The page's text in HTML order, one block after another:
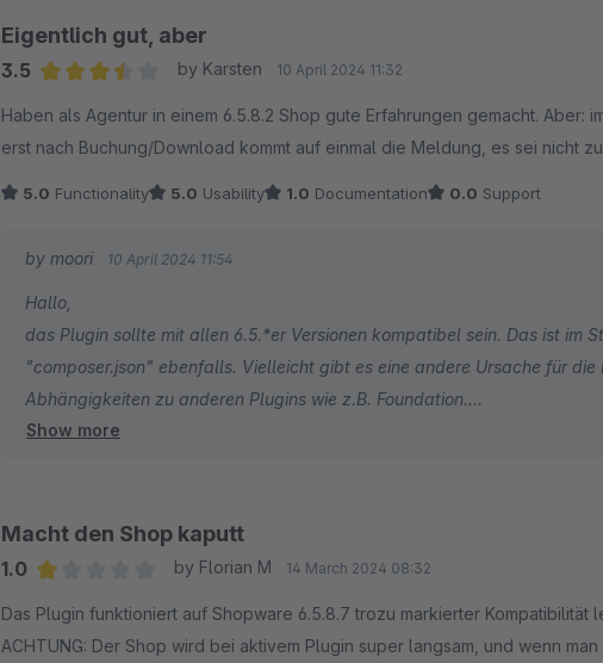
Eigentlich gut, aber
3.5
by Karsten 10 April 2024 11:32
Haben als Agentur in einem 6.5.8.2 Shop gute Erfahrungen gemacht. Aber:
erst nach Buchung/Download kommt auf einmal die Meldung, es sei nicht
5.0 Functionality 5.0 Usability 1.0 Documentation 0.0 Support
by moori 10 April 2024 11:54
Hallo,
das Plugin sollte mit allen 6.5.*er Versionen kompatibel sein. Das ist im
"composer.json" ebenfalls. Vielleicht gibt es eine andere Ursache für
Abhängigkeiten zu anderen Plugins wie z.B. Foundation.
https://docs.moori.net/plugin/#fehlermeldungen-und-wie-sie-behoben-
Philipp Georg
Show more
Macht den Shop kaputt
1.0
by Florian M 14 March 2024 08:32
Das Plugin funktioniert auf Shopware 6.5.8.7 trozu markierter Kompatibilität
ACHTUNG: Der Shop wird bei aktivem Plugin super langsam, und wenn